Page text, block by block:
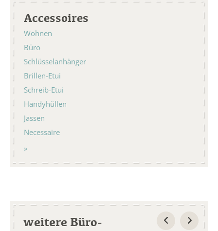
Accessoires
Wohnen
Büro
Schlüsselanhänger
Brillen-Etui
Schreib-Etui
Handyhüllen
Jassen
Necessaire
weitere Büro-